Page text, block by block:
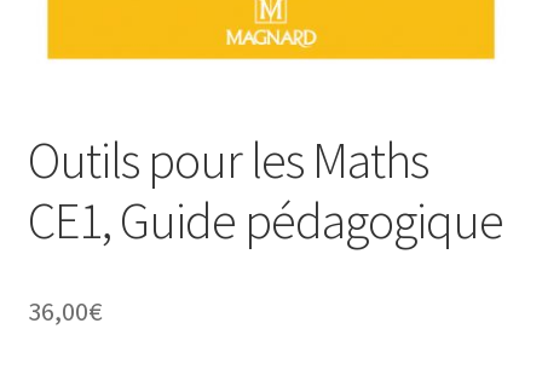
Outils pour les Maths
CE1, Guide pédagogique
36,00€